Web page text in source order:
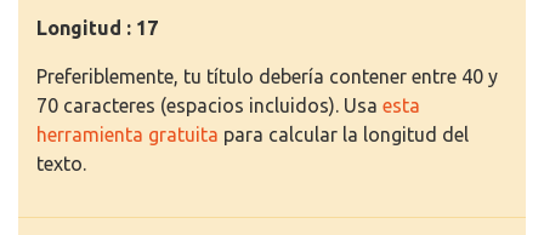
Longitud : 17
Preferiblemente, tu título debería contener entre 40 y
70 caracteres (espacios incluidos). Usa esta
herramienta gratuita para calcular la longitud del
texto.